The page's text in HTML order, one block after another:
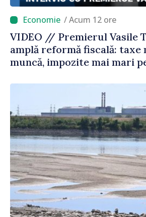
/ Acum 12 ore
VIDEO // Premierul Vasile
amplă reformă fiscală: taxe
muncă, impozite mai mari